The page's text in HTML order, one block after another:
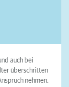
auch bei
überschritten
nehmen.